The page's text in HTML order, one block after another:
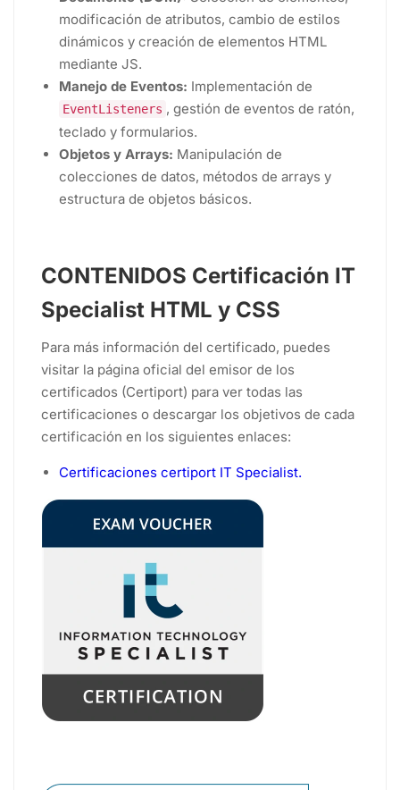
modificación de atributos, cambio de estilos
dinámicos y creación de elementos HTML
mediante JS.
Manejo de Eventos: Implementación de
EventListeners , gestión de eventos de ratón,
teclado y formularios.
Objetos y Arrays: Manipulación de
colecciones de datos, métodos de arrays y
estructura de objetos básicos.
CONTENIDOS Certificación IT
Specialist HTML y CSS
Para más información del certificado, puedes
visitar la página oficial del emisor de los
certificados (Certiport) para ver todas las
certificaciones o descargar los objetivos de cada
certificación en los siguientes enlaces:
Certificaciones certiport IT Specialist.